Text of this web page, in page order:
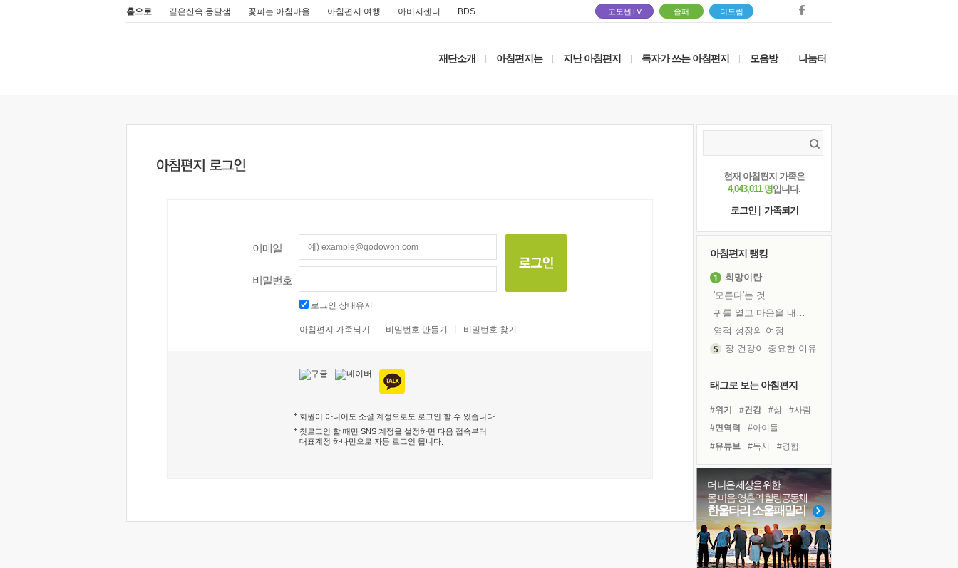
홈으로 깊은산속 옹달샘 꽃피는 아침마을 아침편지 여행 아버지센터 BDS 고도원TV 솔패 더드림
재단소개 아침편지는 지난 아침편지 독자가 쓰는 아침편지 모음방 나눔터
이메일
비밀번호
로그인 상태유지
아침편지 가족되기 비밀번호 만들기 비밀번호 찾기
회원이 아니어도 소셜 계정으로도 로그인 할 수 있습니다.
첫로그인 할 때만 SNS 계정을 설정하면 다음 접속부터
대표계정 하나만으로 자동 로그인 됩니다
현재 아침편지 가족은
4,043,011 명입니다.
로그인
가족되기
아침편지 랭킹
희망이란
'모른다'는 것
귀를 열고 마음을 내어주고
영적 성장의 여정
장 건강이 중요한 이유
꿈이 실제가 되는 것
'말 타는 법'을 먼저
졸업식 사진을 보며
극심한 변비, 어깨결림, 수면 장애
아픈 아버지를 위한 공간 설계
슬럼프
태그로 보는 아침편지
#위기 #건강 #삶
#사람
#면역력
#아이들
#유튜브
#독서
#경험
#다짐
#친구
#명상
#선택
#극복
#바이러스
#비전캠프
#리더
#계획
#독서캠프
#링컨학교
#희망
더 나은 세상을 위한
몸·마음·영혼의 힐링공동체
한울타리 소울패밀리